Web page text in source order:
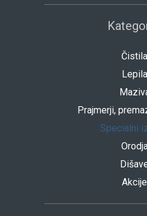
Čistila
Lepila
Prajmerji,
Specialni
Akcije